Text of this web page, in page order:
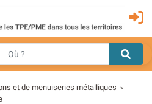
et de menuiseries métalliques >